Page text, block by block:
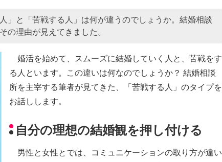
」と「苦戦する人」は何が違うのでしょうか。結婚相談
の理由が見えてきました。
婚活を始めて、スムーズに結婚していく人と、苦戦をす
る人といます。この違いは何なのでしょうか？ 結婚相談
所を主宰する筆者が見てきた、「苦戦する人」のタイプを
お話しします。
自分の理想の結婚観を押し付ける
男性と女性とでは、コミュニケーションの取り方が違い